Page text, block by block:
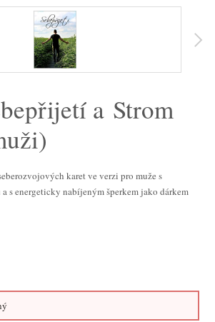
a Strom
karet ve verzi pro muže s
s energeticky nabíjeným šperkem jako dárkem